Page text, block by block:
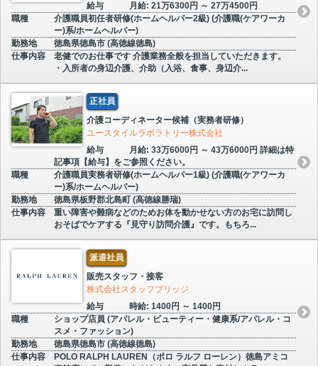
給与
月給: 21万6300円 ～ 27万4500円
職種
介護職員初任者研修(ホームヘルパー2級) (介護職(ケアワーカ
ー)系/ホームヘルパー)
勤務地
徳島県徳島市 (高徳線徳島)
仕事内容
老健でのお仕事です 介護業務全般を担当していただきます。
・入所者の身辺介護、介助（入浴、食事、身辺介...
正社員
介護コーディネーター候補（実務者研修）
ユースタイルラボラトリー株式会社
給与
月給: 33万6000円 ～ 43万6000円 詳細は特
記事項【給与】をご参照ください。
職種
介護職員実務者研修(ホームヘルパー1級) (介護職(ケアワーカ
ー)系/ホームヘルパー)
勤務地
徳島県板野郡北島町 (高徳線勝瑞)
仕事内容
重い障害や難病などのためお体を動かせない方のお宅に訪問し
おそばでケアする『見守り訪問介護』です。もちろ...
派遣社員
販売スタッフ・接客
株式会社スタッフブリッジ
給与
時給: 1400円 ～ 1400円
職種
ショップ店員 (アパレル・ビューティー・健康系/アパレル・コ
スメ・ファッション)
勤務地
徳島県徳島市 (高徳線徳島)
仕事内容
POLO RALPH LAUREN（ポロ ラルフ ローレン）徳島アミコ